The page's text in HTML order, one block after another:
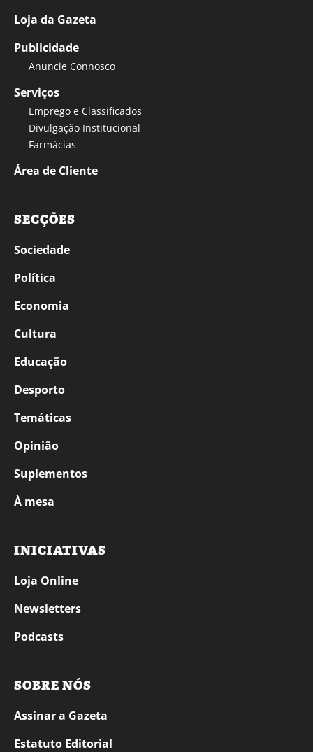
Loja da Gazeta
Publicidade
Anuncie Connosco
Serviços
Emprego e Classificados
Divulgação Institucional
Farmácias
Área de Cliente
SECÇÕES
Sociedade
Política
Economia
Cultura
Educação
Desporto
Temáticas
Opinião
Suplementos
À mesa
INICIATIVAS
Loja Online
Newsletters
Podcasts
SOBRE NÓS
Assinar a Gazeta
Estatuto Editorial